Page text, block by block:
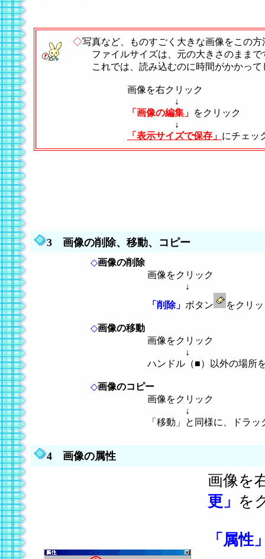
◇写真など、ものすごく大きな画像をこの
ファイルサイズは、元の大きさのままで
これでは、読み込むのに時間がかかって
画像を右クリック
↓
「画像の編集」 をクリック
↓
「表示サイズで保存」 にチェッ
3 画像の削除、移動、コピー
◇画像の削除
画像をクリック
↓
「削除」 ボタン をクリ
◇画像の移動
画像をクリック
↓
ハンドル（■）以外の場所をクリ
◇画像のコピー
画像をクリック
↓
「移動」と同様に、ドラッグ
4 画像の属性
画像を
更」 を
「属性